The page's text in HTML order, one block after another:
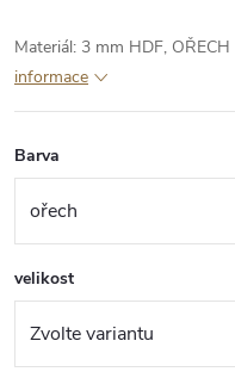
Materiál: 3 mm HDF, OŘECH
informace
Barva
velikost